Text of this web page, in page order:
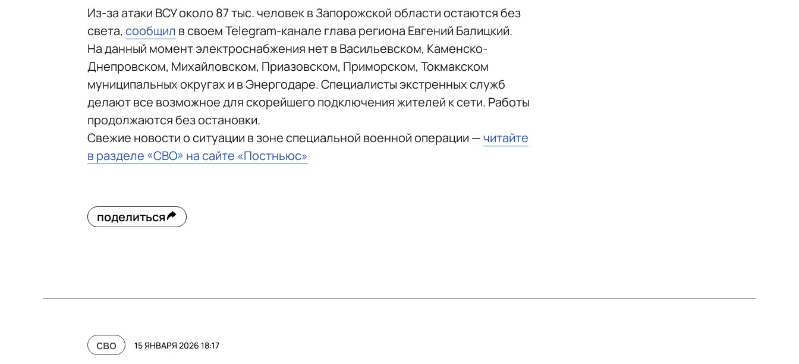
Из-за атаки ВСУ около 87 тыс. человек в Запорожской области остаются без
света, сообщил в своем Telegram-канале глава региона Евгений Балицкий.
На данный момент электроснабжения нет в Васильевском, Каменско-
Днепровском, Михайловском, Приазовском, Приморском, Токмакском
муниципальных округах и в Энергодаре. Специалисты экстренных служб
делают все возможное для скорейшего подключения жителей к сети. Работы
продолжаются без остановки.
Свежие новости о ситуации в зоне специальной военной операции —читайте
в разделе «СВО» на сайте «Постньюс»
поделиться
сво 15 ЯНВАРЯ 2026 18:17